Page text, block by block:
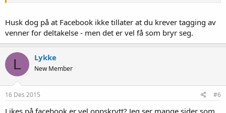
Husk dog på at Facebook ikke tillater at du krever tagging av
venner for deltakelse - men det er vel få som bryr seg.
L Lykke
New Member
16 Des 2015 #6
Likes på facebook er vel oppskrytt? Jeg ser mange sider som